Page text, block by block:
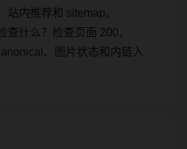
站内推荐和 sitemap。
查什么？检查页面 200、
、图片状态和内链入